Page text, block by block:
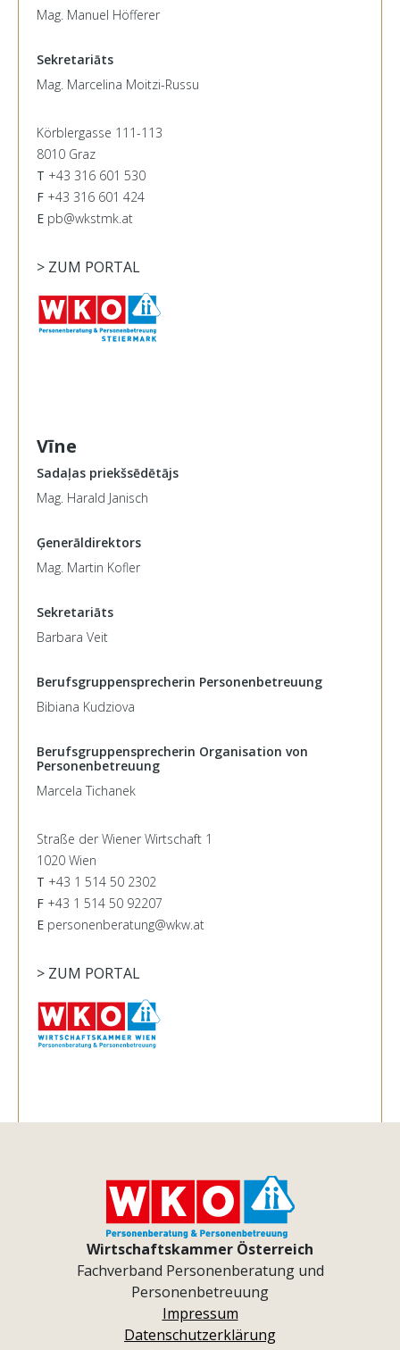
Mag. Manuel Höfferer
Sekretariāts
Mag. Marcelina Moitzi-Russu
Körblergasse 111-113
8010 Graz
T +43 316 601 530
F +43 316 601 424
E pb@wkstmk.at
> ZUM PORTAL
Vīne
Sadaļas priekšsēdētājs
Mag. Harald Janisch
Ģenerāldirektors
Mag. Martin Kofler
Sekretariāts
Barbara Veit
Berufsgruppensprecherin Personenbetreuung
Bibiana Kudziova
Berufsgruppensprecherin Organisation von
Personenbetreuung
Marcela Tichanek
Straße der Wiener Wirtschaft 1
1020 Wien
T +43 1 514 50 2302
F +43 1 514 50 92207
E personenberatung@wkw.at
> ZUM PORTAL
Wirtschaftskammer Österreich
Fachverband Personenberatung und
Personenbetreuung
Impressum
Datenschutzerklärung